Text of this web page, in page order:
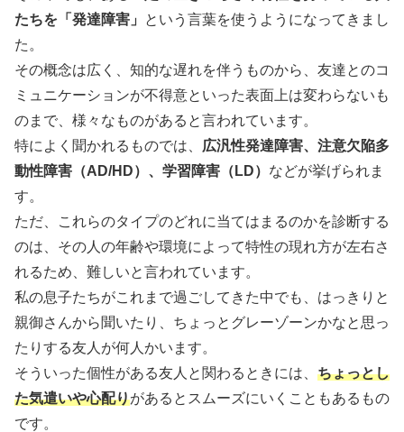
たちを「発達障害」
という言葉を使うようになってきまし
た。
その概念は広く、知的な遅れを伴うものから、友達とのコ
ミュニケーションが不得意といった表面上は変わらないも
のまで、様々なものがあると言われています。
特によく聞かれるものでは、 広汎性発達障害、注意欠陥多
動性障害（AD/HD）、学習障害（LD） などが挙げられま
す。
ただ、これらのタイプのどれに当てはまるのかを診断する
のは、その人の年齢や環境によって特性の現れ方が左右さ
れるため、難しいと言われています。
私の息子たちがこれまで過ごしてきた中でも、はっきりと
親御さんから聞いたり、ちょっとグレーゾーンかなと思っ
たりする友人が何人かいます。
そういった個性がある友人と関わるときには、 ちょっとし
た気遣いや心配りがあるとスムーズにいくこともあるもの
です。